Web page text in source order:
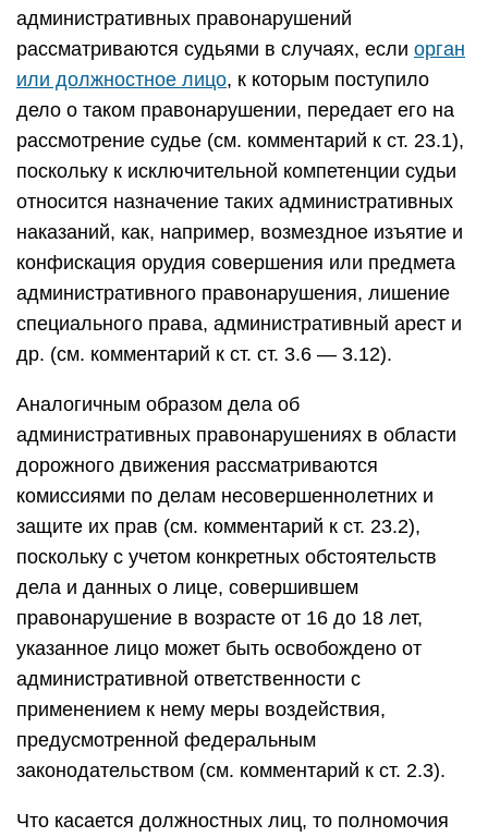
административных правонарушений
рассматриваются судьями в случаях, если орган
или должностное лицо, к которым поступило
дело о таком правонарушении, передает его на
рассмотрение судье (см. комментарий к ст. 23.1),
поскольку к исключительной компетенции судьи
относится назначение таких административных
наказаний, как, например, возмездное изъятие и
конфискация орудия совершения или предмета
административного правонарушения, лишение
специального права, административный арест и
др. (см. комментарий к ст. ст. 3.6 — 3.12).
Аналогичным образом дела об
административных правонарушениях в области
дорожного движения рассматриваются
комиссиями по делам несовершеннолетних и
защите их прав (см. комментарий к ст. 23.2),
поскольку с учетом конкретных обстоятельств
дела и данных о лице, совершившем
правонарушение в возрасте от 16 до 18 лет,
указанное лицо может быть освобождено от
административной ответственности с
применением к нему меры воздействия,
предусмотренной федеральным
законодательством (см. комментарий к ст. 2.3).
Что касается должностных лиц, то полномочия